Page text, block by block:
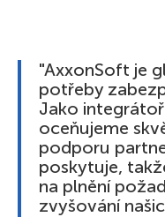
"AxxonSoft je
potřeby
Jako
oceňujeme
podporu
poskytuje,
na plnění
zvyšování